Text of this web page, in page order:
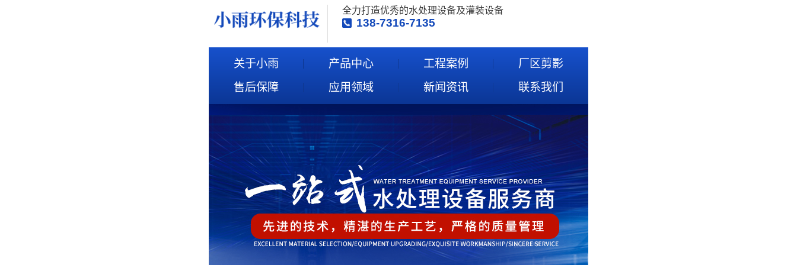
全力打造优秀的水处理设备及灌装设备
138-7316-7135
关于小雨 产品中心 工程案例
厂区剪影
售后保障
应用领域 新闻资讯 联系我们